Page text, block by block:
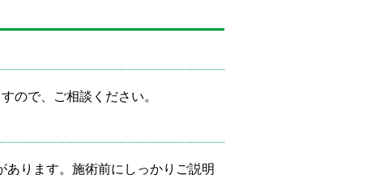
ので、ご相談ください。
ります。施術前にしっかりご説明